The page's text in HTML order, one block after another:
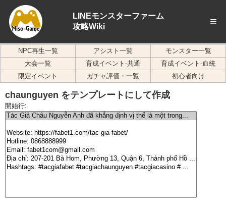
LINEモンスターファーム
攻略Wiki
≡
NPC再生一覧 アシスト一覧
モンスター一覧
大会一覧
育成イベント-共通
育成イベント-血統
限定イベント
ガチャ評価・一覧 初心者向け
chaunguyen をテンプレートにして作成
開始行: